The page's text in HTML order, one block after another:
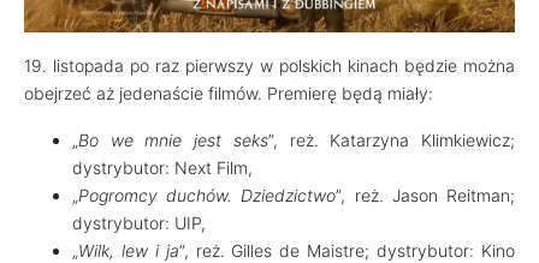
19. listopada po raz pierwszy w polskich kinach będzie można
obejrzeć aż jedenaście filmów. Premierę będą miały:
„Bo we mnie jest seks”, reż. Katarzyna Klimkiewicz;
dystrybutor: Next Film,
„Pogromcy duchów. Dziedzictwo”, reż. Jason Reitman;
dystrybutor: UIP,
„Wilk, lew i ja”, reż. Gilles de Maistre; dystrybutor: Kino